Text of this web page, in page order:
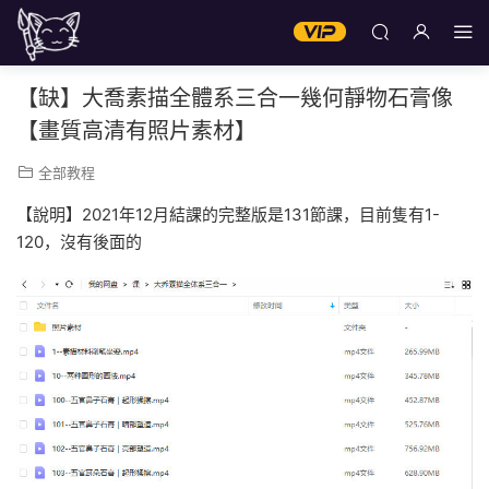
【缺】大喬素描全體系三合一幾何靜物石膏像
【畫質高清有照片素材】
全部教程
【說明】2021年12月結課的完整版是131節課，目前隻有1-
120，沒有後面的